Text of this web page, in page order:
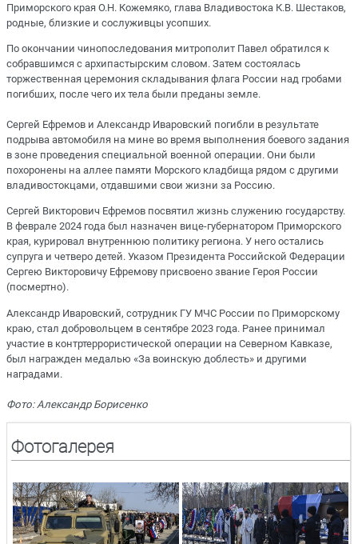
Приморского края О.Н. Кожемяко, глава Владивостока К.В. Шестаков,
родные, близкие и сослуживцы усопших.
По окончании чинопоследования митрополит Павел обратился к
собравшимся с архипастырским словом. Затем состоялась
торжественная церемония складывания флага России над гробами
погибших, после чего их тела были преданы земле.
Сергей Ефремов и Александр Иваровский погибли в результате
подрыва автомобиля на мине во время выполнения боевого задания
в зоне проведения специальной военной операции. Они были
похоронены на аллее памяти Морского кладбища рядом с другими
владивостокцами, отдавшими свои жизни за Россию.
Сергей Викторович Ефремов посвятил жизнь служению государству.
В феврале 2024 года был назначен вице-губернатором Приморского
края, курировал внутреннюю политику региона. У него остались
супруга и четверо детей. Указом Президента Российской Федерации
Сергею Викторовичу Ефремову присвоено звание Героя России
(посмертно).
Александр Иваровский, сотрудник ГУ МЧС России по Приморскому
краю, стал добровольцем в сентябре 2023 года. Ранее принимал
участие в контртеррористической операции на Северном Кавказе,
был награжден медалью «За воинскую доблесть» и другими
наградами.
Фото: Александр Борисенко
Фотогалерея